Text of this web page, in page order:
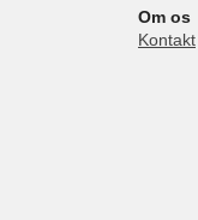
Om os
Kontakt